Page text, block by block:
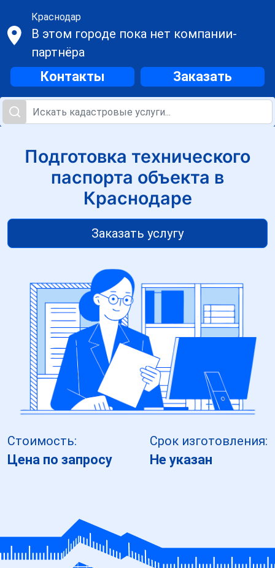
Краснодар
В этом городе пока нет компании-
партнёра
Контакты Заказать
Подготовка технического
паспорта объекта в
Краснодаре
Заказать услугу
Стоимость:
Цена по запросу
Срок изготовления:
Не указан